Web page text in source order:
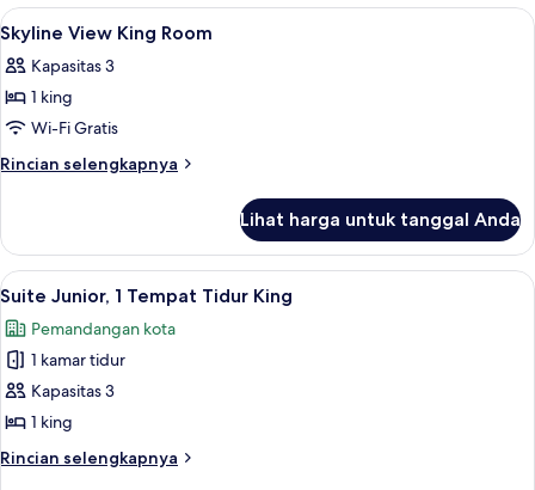
Junior
Suite
Lihat
semua
foto
untuk
Skyline
View
Seprai antialergi, brankas, meja
4
Skyline View King Room
Kapasitas 3
1 king
Wi-Fi Gratis
Rincian selengkapnya
Rincian
Skyline
View
King
Lihat harga untuk tanggal Anda
Lihat
semua
foto
untuk
Suite
Junior,
1
Tempat
Seprai antialergi, brankas, meja
10
Suite Junior, 1 Tempat Tidur King
Pemandangan kota
1 kamar tidur
Kapasitas 3
1 king
Rincian selengkapnya
Rincian